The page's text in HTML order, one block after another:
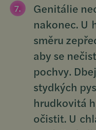
Genitálie
nakonec. U
směru
aby se
pochvy.
stydkých
hrudkovitá
očistit. U